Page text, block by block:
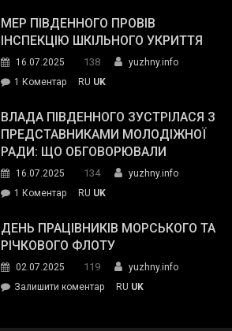
органів:
«Наш
спільний
окупанти.
Маємо
діяти
команда
ДСНС
власноруч
пожежу
у
МЕР ПІВДЕННОГО ПРОВІВ
ІНСПЕКЦІЮ ШКІЛЬНОГО УКРИТТЯ
16.07.2025 138
yuzhny.info
1 Коментардо
Південного
провів
інспекцію
укриття
RU UK
ВЛАДА ПІВДЕННОГО ЗУСТРІЛАСЯ З
ПРЕДСТАВНИКАМИ МОЛОДІЖНОЇ
РАДИ: ЩО ОБГОВОРЮВАЛИ
16.07.2025 134
yuzhny.info
1 Коментардо
Південного
зустрілася
представниками
молодіжної
RU UK
ДЕНЬ ПРАЦІВНИКІВ МОРСЬКОГО ТА
РІЧКОВОГО ФЛОТУ
02.07.2025 119
yuzhny.info
Залишити коментарon
RU UK